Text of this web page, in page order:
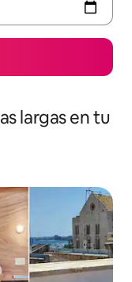
largas en tu